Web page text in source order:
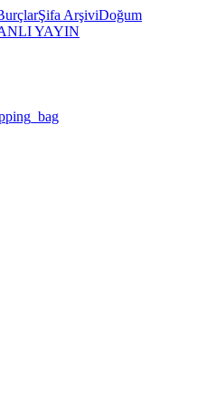
Şifa ArşiviDoğum
YAYIN